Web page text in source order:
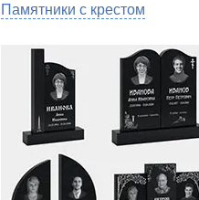
Памятники с крестом